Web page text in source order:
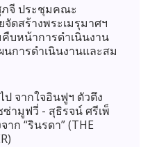
ภจี ประชุมคณะ
จัดสร้างพระเมรุมาศฯ
บหน้าการดำเนินงาน
นการดำเนินงานและสม
จากใจอินฟูฯ ตัวตึง
ามูฟวี่ - สุธิรจน์ ศรีเพ็
าก “รินรดา” (THE